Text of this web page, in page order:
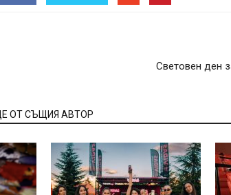
Световен ден
ОТ СЪЩИЯ АВТОР